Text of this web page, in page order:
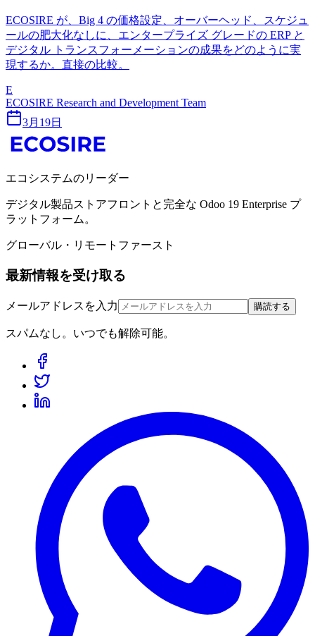
ECOSIRE が、Big 4 の価格設定、オーバーヘッド、スケジュ
ールの肥大化なしに、エンタープライズ グレードの ERP と
デジタル トランスフォーメーションの成果をどのように実
現するか。直接の比較。
E
ECOSIRE Research and Development Team
3月19日
エコシステムのリーダー
デジタル製品ストアフロントと完全な Odoo 19 Enterprise プ
ラットフォーム。
グローバル・リモートファースト
最新情報を受け取る
メールアドレスを入力 購読する
スパムなし。いつでも解除可能。